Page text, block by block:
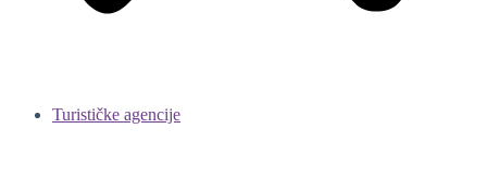
Turističke agencije